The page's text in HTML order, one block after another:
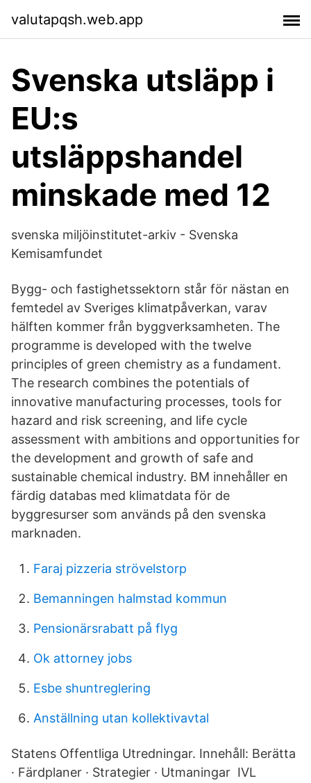
valutapqsh.web.app
Svenska utsläpp i
EU:s
utsläppshandel
minskade med 12
svenska miljöinstitutet-arkiv - Svenska
Kemisamfundet
Bygg- och fastighetssektorn står för nästan en
femtedel av Sveriges klimatpåverkan, varav
hälften kommer från byggverksamheten. The
programme is developed with the twelve
principles of green chemistry as a fundament.
The research combines the potentials of
innovative manufacturing processes, tools for
hazard and risk screening, and life cycle
assessment with ambitions and opportunities for
the development and growth of safe and
sustainable chemical industry. BM innehåller en
färdig databas med klimatdata för de
byggresurser som används på den svenska
marknaden.
Faraj pizzeria strövelstorp
Bemanningen halmstad kommun
Pensionärsrabatt på flyg
Ok attorney jobs
Esbe shuntreglering
Anställning utan kollektivavtal
Statens Offentliga Utredningar. Innehåll: Berätta
· Färdplaner · Strategier · Utmaningar IVL